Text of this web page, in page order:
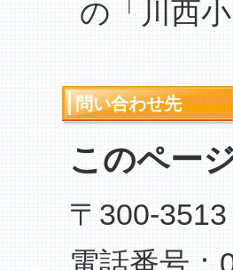
の「川西
問い合わせ先
このペー
〒300-
電話番号：